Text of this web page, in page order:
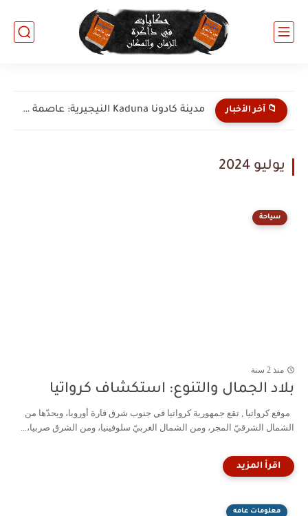
📁 آخر الأخبار مدينة كادونا Kaduna النيجيرية: عاصمة التمازج الثقافي والقلب الصناعي لوسط...
يوليو 2024
سياحة
منذ 2 سنة
بلاد الجمال والتنوع: استكشاف كرواتيا
موقع كرواتيا , تقع جمهورية كرواتيا في جنوب شرق قارة أوروبا، ويحدّها من
الشمال الشرقيّ المجر، ومن الشمال الغربيّ سلوفينيا، ومن الشرق صربيا،...
معلومات عامه